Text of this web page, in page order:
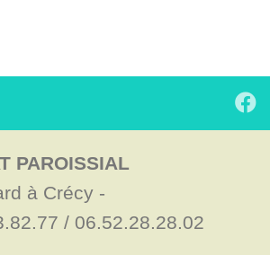
PAROISSIAL
à Crécy -
/ 06.52.28.28.02